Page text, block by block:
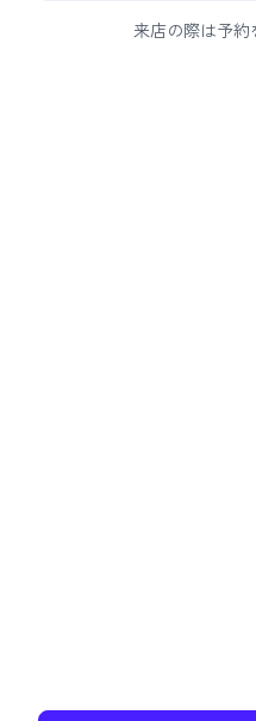
来店の際は予約